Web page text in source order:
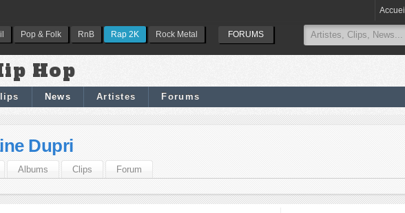
Pop & Folk RnB Rap 2K Rock Metal FORUMS
Accueil
Hop
News Artistes Forums
Dupri
Albums Clips Forum